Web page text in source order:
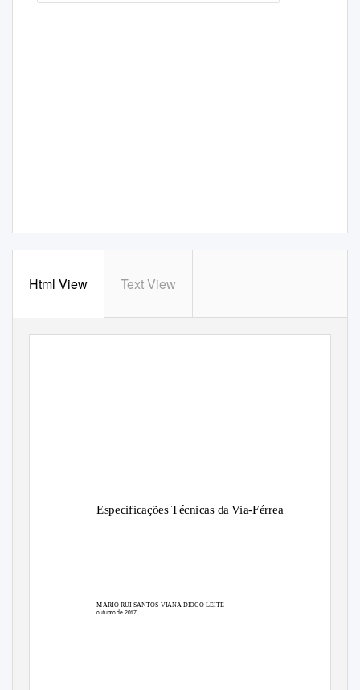
Html View Text View
Especificações Técnicas da Via-Férrea
MARIO RUI SANTOS VIANA DIOGO LEITE
outubro de 2017